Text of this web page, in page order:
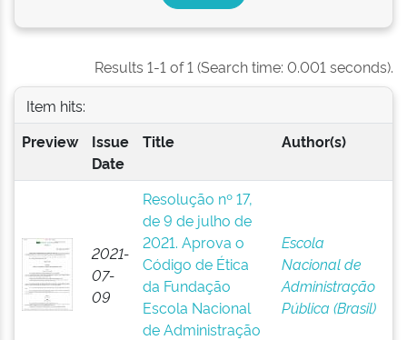
Results 1-1 of 1 (Search time: 0.001 seconds).
Item hits:
Preview
Issue
Date
Title Author(s)
2021-
07-
09
Resolução nº 17,
de 9 de julho de
2021. Aprova o
Código de Ética
da Fundação
Escola Nacional
de Administração
Escola
Nacional de
Administração
Pública (Brasil)